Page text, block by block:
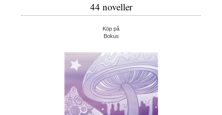
44 noveller
Köp på
Bokus